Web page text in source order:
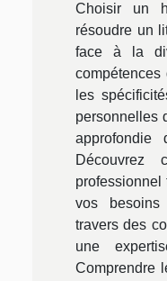
Choisir un
résoudre un
face à la
les
personnelles
approfondie
Découvrez
professionnel
vos
travers des
une
Comprendre